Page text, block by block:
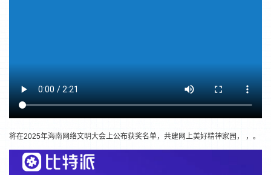
将在2025年海南网络文明大会上公布获奖名单，共建网上美好精神家园， ，。